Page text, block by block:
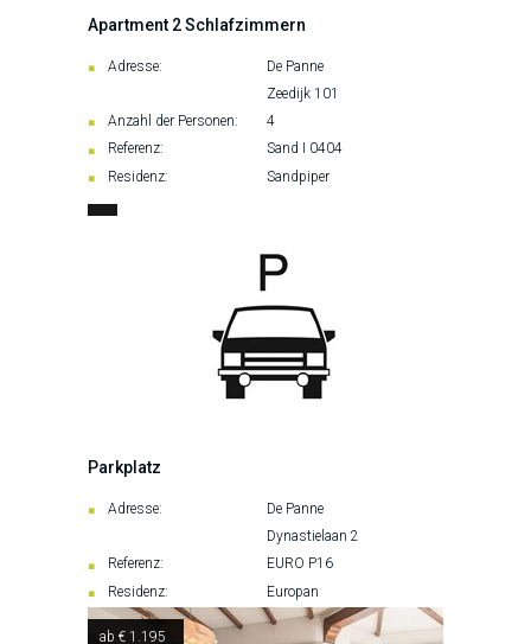
Apartment 2 Schlafzimmern
Adresse:
De Panne
Zeedijk 101
Anzahl der Personen:
4
Referenz:
Sand I 0404
Residenz:
Sandpiper
Parkplatz
Adresse:
De Panne
Dynastielaan 2
Referenz:
EURO P16
Residenz:
Europan
ab € 1.195